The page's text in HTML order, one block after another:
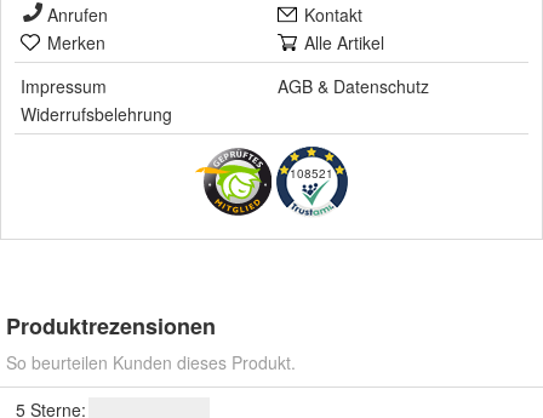
Anrufen
Kontakt
Merken
Alle Artikel
Impressum
AGB & Datenschutz
Widerrufsbelehrung
108521
Produktrezensionen
So beurteilen Kunden dieses Produkt.
5 Sterne: